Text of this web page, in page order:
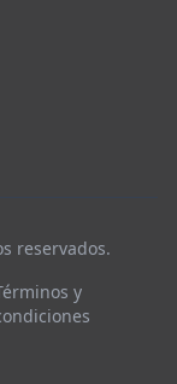
reservados.
y